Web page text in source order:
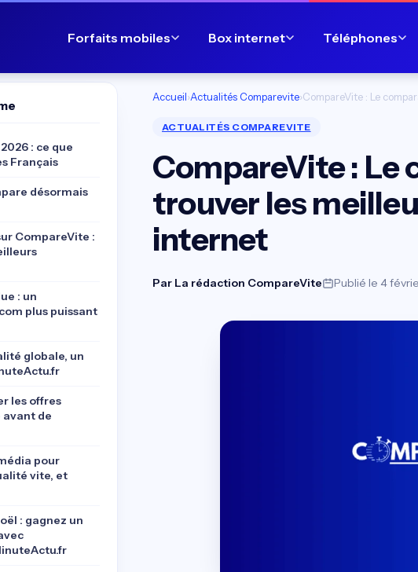
Forfaits mobiles Box internet Téléphones
Accueil›Actualités Comparevite›CompareVite : Le
ACTUALITÉS COMPAREVITE
CompareVite : Le
trouver les
internet
Par La rédaction CompareVite Publié le 4
: ce que
Français
désormais
CompareVite :
: un
plus puissant
globale, un
les offres
de
pour
vite, et
: gagnez un